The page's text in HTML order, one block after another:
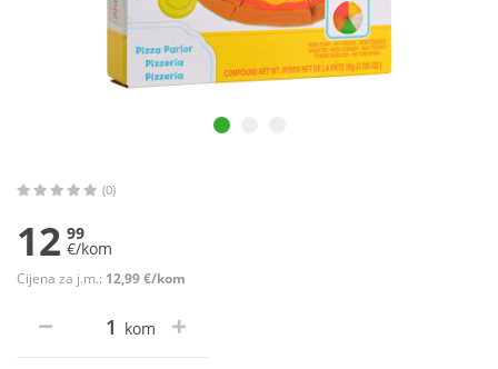
(0)
12 99
€/kom
Cijena za j.m.: 12,99 €/kom
kom